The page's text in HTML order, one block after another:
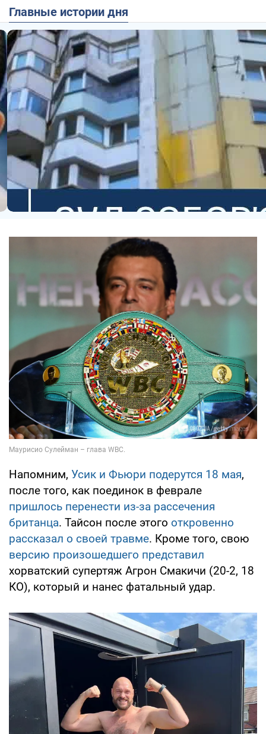
Главные истории дня
Напомним, Усик и Фьюри подерутся 18 мая,
после того, как поединок в феврале
пришлось перенести из-за рассечения
британца. Тайсон после этого откровенно
рассказал о своей травме. Кроме того, свою
версию произошедшего представил
хорватский супертяж Агрон Смакичи (20-2, 18
КО), который и нанес фатальный удар.